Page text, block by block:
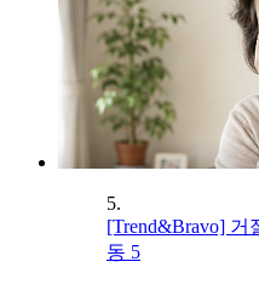
5.
[Trend&Bravo]
동 5